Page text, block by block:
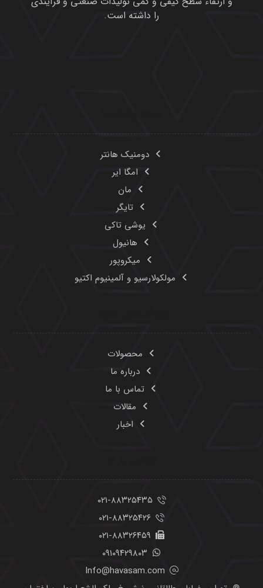
را داشته است.
دومنیک هانتر
امگا ایر
مان
تایگر
یوشی تاکی
هانیول
میکروپور
مولکولارسیو و آلمینیوم اکتیو
محصولات
درباره ما
تماس با ما
مقالات
اخبار
۰۲۱-۸۸۳۲۵۴۳۵
۰۲۱-۸۸۳۲۵۴۲۶
۰۲۱-۸۸۳۲۶۴۵۹
۰۹۱۰۹۴۲۹۸۰۳
Info@havasam.com